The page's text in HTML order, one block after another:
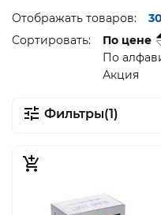
Отображать товаров: 30
Сортировать:
По цене
По
Акция
Фильтры(1)